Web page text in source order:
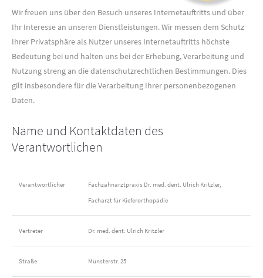
Wir freuen uns über den Besuch unseres Internetauftritts und über
Ihr Interesse an unseren Dienstleistungen. Wir messen dem Schutz
Ihrer Privatsphäre als Nutzer unseres Internetauftritts höchste
Bedeutung bei und halten uns bei der Erhebung, Verarbeitung und
Nutzung streng an die datenschutzrechtlichen Bestimmungen. Dies
gilt insbesondere für die Verarbeitung Ihrer personenbezogenen
Daten.
Name und Kontaktdaten des
Verantwortlichen
Verantwortlicher
Fachzahnarztpraxis Dr. med. dent. Ulrich Kritzler,
Facharzt für Kieferorthopädie
Vertreter Dr. med. dent. Ulrich Kritzler
Straße Münsterstr. 25